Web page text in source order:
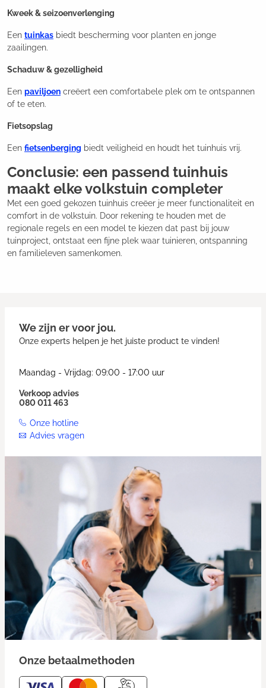
Kweek & seizoenverlenging
Een tuinkas biedt bescherming voor planten en jonge
zaailingen.
Schaduw & gezelligheid
Een paviljoen creëert een comfortabele plek om te ontspannen
of te eten.
Fietsopslag
Een fietsenberging biedt veiligheid en houdt het tuinhuis vrij.
Conclusie: een passend tuinhuis
maakt elke volkstuin completer
Met een goed gekozen tuinhuis creëer je meer functionaliteit en
comfort in de volkstuin. Door rekening te houden met de
regionale regels en een model te kiezen dat past bij jouw
tuinproject, ontstaat een fijne plek waar tuinieren, ontspanning
en familieleven samenkomen.
We zijn er voor jou.
Onze experts helpen je het juiste product te vinden!
Maandag - Vrijdag: 09:00 - 17:00 uur
Verkoop advies
080 011 463
Onze hotline
Advies vragen
Onze betaalmethoden